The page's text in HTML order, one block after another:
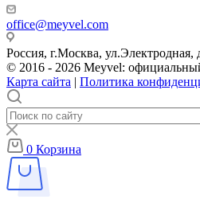
office@meyvel.com
Россия, г.Москва, ул.Электродная,
© 2016 - 2026 Meyvel:
Карта сайта | Политика
0 Корзина